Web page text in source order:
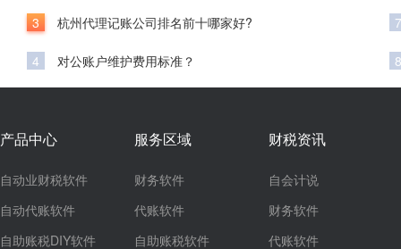
3 杭州代理记账公司排名前十哪家好?
4 对公账户维护费用标准？
7
8
产品中心
自动业财税软件
自动代账软件
自助账税DIY软件
服务区域
财务软件
代账软件
自助账税软件
财税资讯
自会计说
财务软件
代账软件